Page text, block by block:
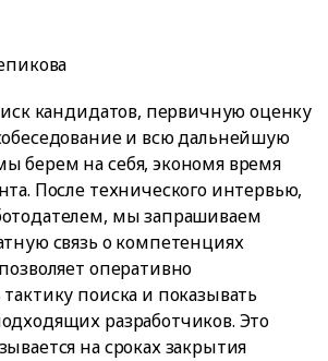
кандидатов, первичную оценку
и всю дальнейшую
берем на себя, экономя время
После технического интервью,
мы запрашиваем
связь о компетенциях
оперативно
поиска и показывать
разработчиков. Это
на сроках закрытия